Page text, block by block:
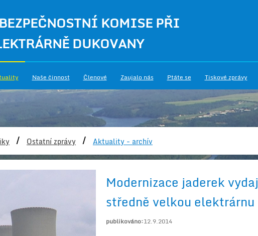
KOMISE PŘI
DUKOVANY
Naše činnost Členové Zaujalo nás Ptáte se Tiskové zprávy
/ Ostatní zprávy / Aktuality - archív
Modernizace jaderek
středně velkou elektrárnu
publikováno:12.9.2014